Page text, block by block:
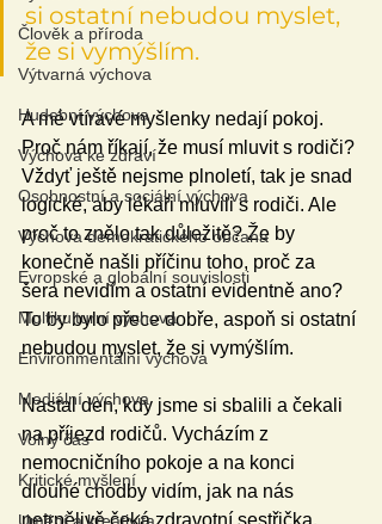
Člověk a příroda
Výtvarná výchova
Hudební výchova
Výchova ke zdraví
Osobnostní a sociální výchova
Výchova demokratického občana
Evropské a globální souvislosti
Multikulturní výchova
Environmentální výchova
Mediální výchova
Volný čas
Kritické myšlení
si ostatní nebudou myslet,
že si vymýšlím.
A mé vtíravé myšlenky nedají pokoj.
Proč nám říkají, že musí mluvit s rodiči?
Vždyť ještě nejsme plnoletí, tak je snad
logické, aby lékaři mluvili s rodiči. Ale
proč to znělo tak důležitě? Že by
konečně našli příčinu toho, proč za
šera nevidím a ostatní evidentně ano?
To by bylo přece dobře, aspoň si ostatní
nebudou myslet, že si vymýšlím.
Nastal den, kdy jsme si sbalili a čekali
na příjezd rodičů. Vycházím z
nemocničního pokoje a na konci
dlouhé chodby vidím, jak na nás